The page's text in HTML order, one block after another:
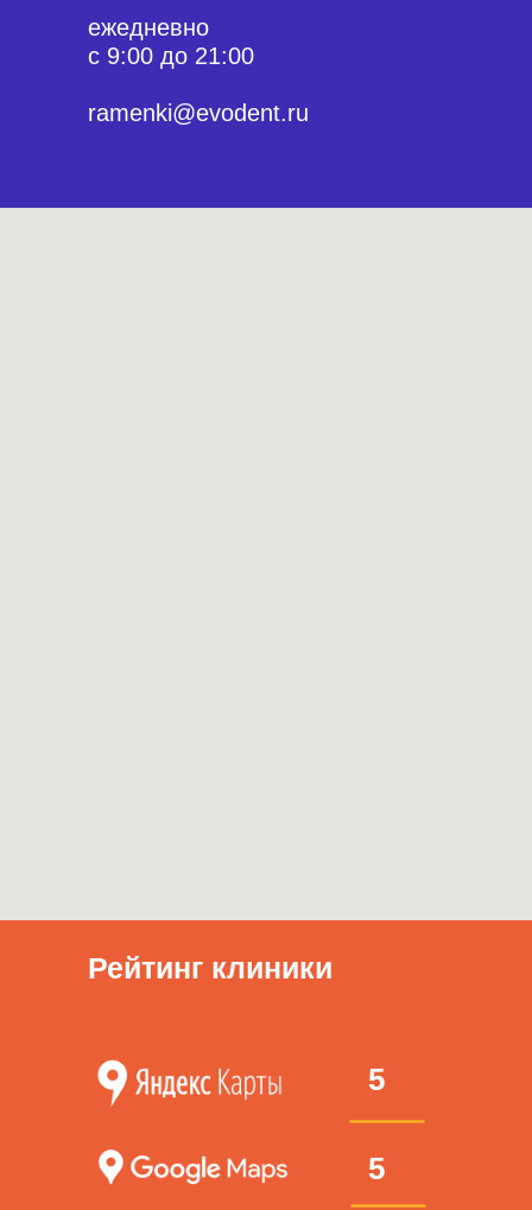
ежедневно
с 9:00 до 21:00
ramenki@evodent.ru
Рейтинг клиники
5
5